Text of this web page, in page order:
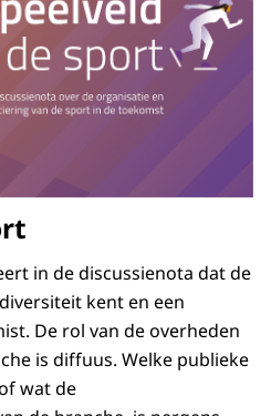
in de discussienota dat de
kent en een
De rol van de overheden
is diffuus. Welke publieke
wat de